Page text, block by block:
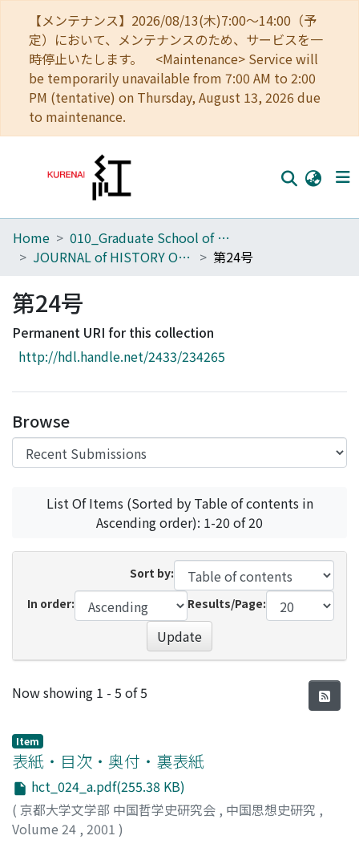
【メンテナンス】2026/08/13(木)7:00～14:00（予
定）において、メンテナンスのため、サービスを一
時停止いたします。 <Maintenance> Service will
be temporarily unavailable from 7:00 AM to 2:00
PM (tentative) on Thursday, August 13, 2026 due
to maintenance.
Home
Browse
Download Ranking
Access Statistics
Home
010_Graduate School of Letters
JOURNAL of HISTORY OF CHINESE THOUGHT
第24号
第24号
Permanent URI for this collection
http://hdl.handle.net/2433/234265
Browse
List Of Items (Sorted by Table of contents in
Ascending order): 1-20 of 20
Sort by:
In order:
Results/Page:
Update
Recent Submissions
Now showing 1 - 5 of 5
Item
表紙・目次・奥付・裏表紙
hct_024_a.pdf(255.38 KB)
( 京都大学文学部 中国哲学史研究会 , 中国思想史研究 ,
Volume 24 , 2001 )